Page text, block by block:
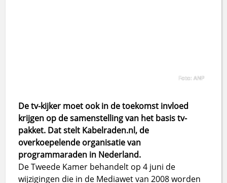
Foto: ANP
De tv-kijker moet ook in de toekomst invloed
krijgen op de samenstelling van het basis tv-
pakket. Dat stelt Kabelraden.nl, de
overkoepelende organisatie van
programmaraden in Nederland.
De Tweede Kamer behandelt op 4 juni de
wijzigingen die in de Mediawet van 2008 worden